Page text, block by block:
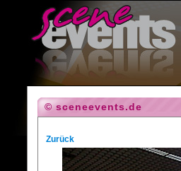
© sceneevents.de
Zurück